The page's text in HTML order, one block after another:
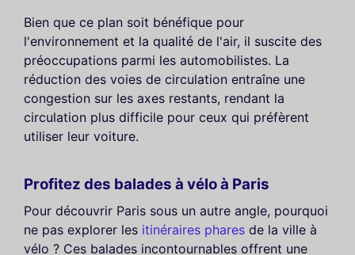
Bien que ce plan soit bénéfique pour
l'environnement et la qualité de l'air, il suscite des
préoccupations parmi les automobilistes. La
réduction des voies de circulation entraîne une
congestion sur les axes restants, rendant la
circulation plus difficile pour ceux qui préfèrent
utiliser leur voiture.
Profitez des balades à vélo à Paris
Pour découvrir Paris sous un autre angle, pourquoi
ne pas explorer les itinéraires phares de la ville à
vélo ? Ces balades incontournables offrent une